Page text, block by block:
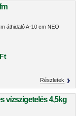
áthidaló A-10 cm NEO
Részletek
vízszigetelés 4,5kg